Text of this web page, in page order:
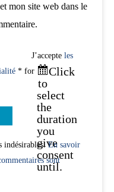
mon site web dans le
J’accepte les
* for
Click
to
select
the
duration
you
give
consent
until.
indésirables.En savoir
sont